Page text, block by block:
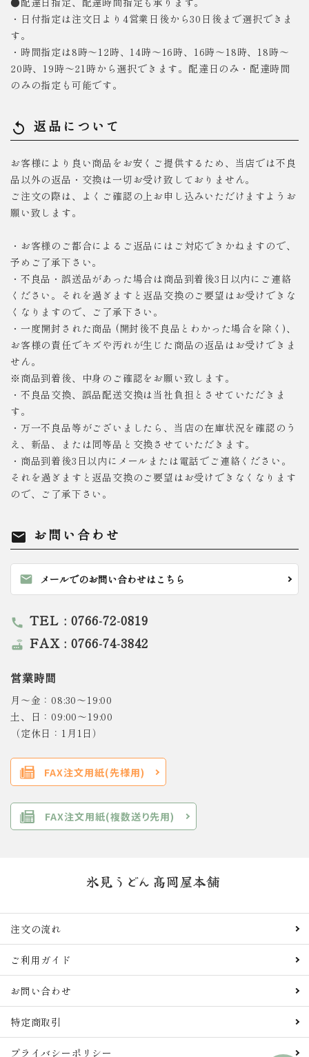
・日付指定は注文日より4営業日後から30日後まで選択できま
す。
・時間指定は8時～12時、14時～16時、16時～18時、18時～
20時、19時～21時から選択できます。配達日のみ・配達時間
のみの指定も可能です。
replay 返品について
お客様により良い商品をお安くご提供するため、当店では不良
品以外の返品・交換は一切お受け致しておりません。
ご注文の際は、よくご確認の上お申し込みいただけますようお
願い致します。
・お客様のご都合によるご返品にはご対応できかねますので、
予めご了承下さい。
・不良品・誤送品があった場合は商品到着後3日以内にご連絡
ください。それを過ぎますと返品交換のご要望はお受けできな
くなりますので、ご了承下さい。
・一度開封された商品 (開封後不良品とわかった場合を除く)、
お客様の責任でキズや汚れが生じた商品の返品はお受けできま
せん。
※商品到着後、中身のご確認をお願い致します。
・不良品交換、誤品配送交換は当社負担とさせていただきま
す。
・万一不良品等がございましたら、当店の在庫状況を確認のう
え、新品、または同等品と交換させていただきます。
・商品到着後3日以内にメールまたは電話でご連絡ください。
それを過ぎますと返品交換のご要望はお受けできなくなります
ので、ご了承下さい。
mail お問い合わせ
mail メールでのお問い合わせはこちら
call TEL : 0766-72-0819
router FAX : 0766-74-3842
営業時間
月～金：08:30～19:00
土、日：09:00～19:00
（定休日：1月1日）
FAX注文用紙(先様用)
FAX注文用紙(複数送り先用)
注文の流れ
ご利用ガイド
お問い合わせ
特定商取引
プライバシーポリシー